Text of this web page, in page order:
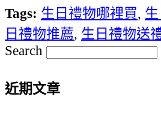
Tags: 生日禮物哪裡買,
日禮物推薦, 生日禮物送
Search
近期文章